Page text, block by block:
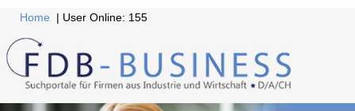
Home | User Online: 155